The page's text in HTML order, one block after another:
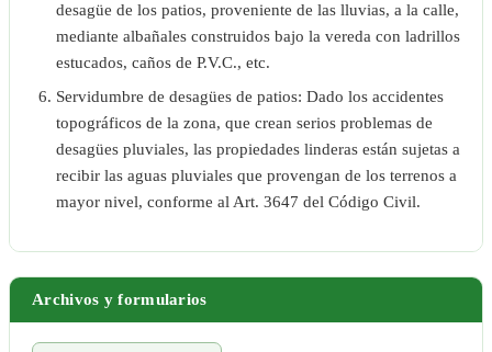
desagüe de los patios, proveniente de las lluvias, a la calle,
mediante albañales construidos bajo la vereda con ladrillos
estucados, caños de P.V.C., etc.
Servidumbre de desagües de patios: Dado los accidentes
topográficos de la zona, que crean serios problemas de
desagües pluviales, las propiedades linderas están sujetas a
recibir las aguas pluviales que provengan de los terrenos a
mayor nivel, conforme al Art. 3647 del Código Civil.
Archivos y formularios